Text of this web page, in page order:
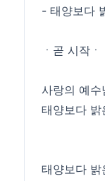
- 태양보다
ㆍ곧 시작ㆍ
사랑의 예수
태양보다
태양보다 밝